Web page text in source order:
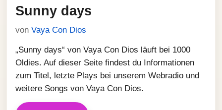
Sunny days
von Vaya Con Dios
„Sunny days“ von Vaya Con Dios läuft bei 1000
Oldies. Auf dieser Seite findest du Informationen
zum Titel, letzte Plays bei unserem Webradio und
weitere Songs von Vaya Con Dios.